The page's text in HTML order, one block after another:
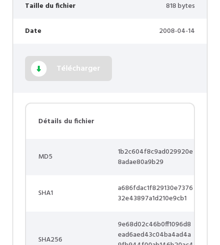
Taille du fichier 818 bytes
Date 2008-04-14
Télécharger
Détails du fichier
MD5
1b2c604f8c9ad029920e
8adae80a9b29
SHA1
a686fdac1f829130e7376
32e43897a1d210e9cb1
SHA256
9e68d02c46b0ff1096d8
ead6aed43c04ba4ad4a